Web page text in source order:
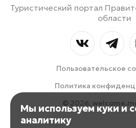
Туристический портал
области
Пользовательское
Политика
© 2026,
Мы используем куки и
аналитику